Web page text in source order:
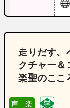
走りだす
クチャー＆
楽聖のここ
声 楽